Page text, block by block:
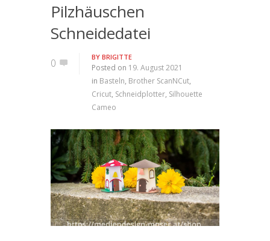
Pilzhäuschen
Schneidedatei
0 BY BRIGITTE
Posted on 19. August 2021
in Basteln, Brother ScanNCut,
Cricut, Schneidplotter, Silhouette
Cameo